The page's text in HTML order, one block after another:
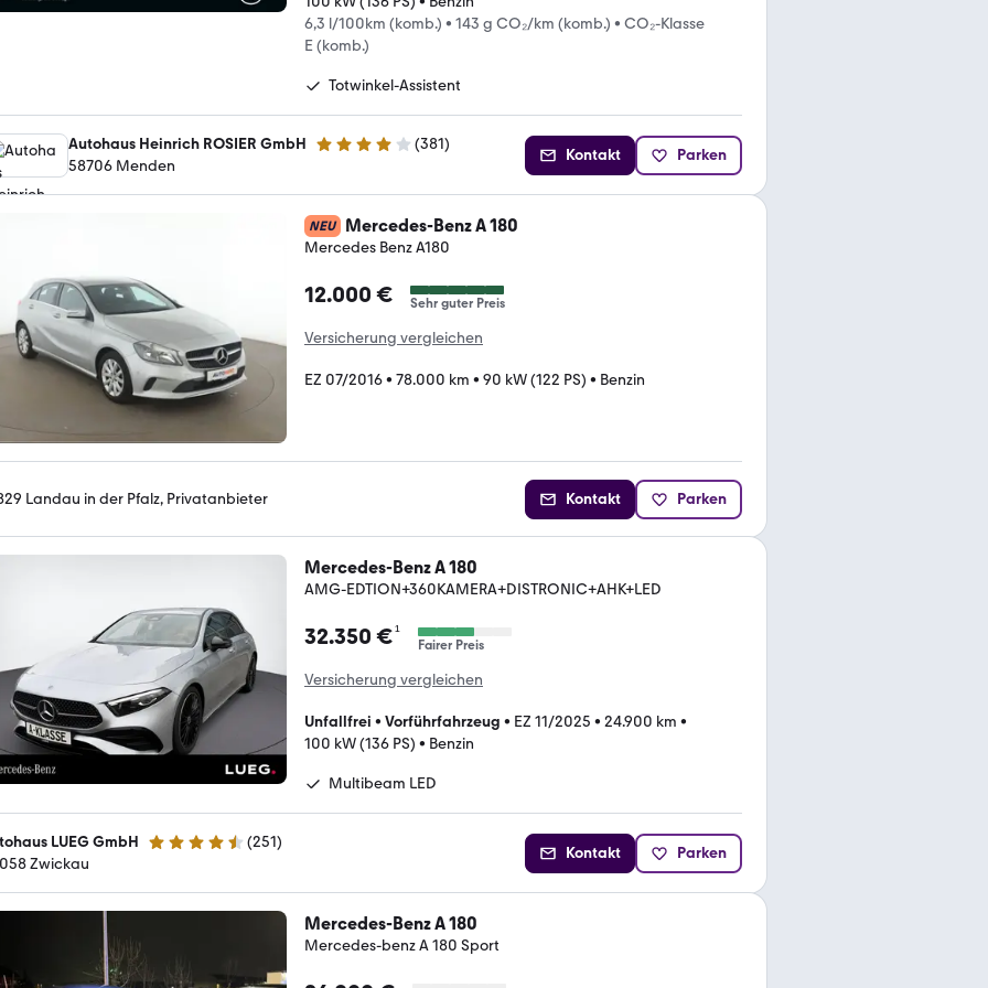
6,3 l/100km (komb.) • 143 g CO₂/km (komb.) • CO₂-Klasse
E (komb.)
Totwinkel-Assistent
Autohaus Heinrich ROSIER GmbH 4.2 Sterne (381)
58706 Menden
Kontakt Parken
NEU Mercedes-Benz A 180
Mercedes Benz A180
12.000 € Sehr guter Preis
Versicherung vergleichen
EZ 07/2016• 78.000 km • 90 kW (122 PS) • Benzin
Landau in der Pfalz, Privatanbieter Kontakt Parken
Mercedes-Benz A 180
AMG-EDTION+360KAMERA+DISTRONIC+AHK+LED
32.350 €¹
Fairer Preis
Versicherung vergleichen
Unfallfrei • Vorführfahrzeug • EZ 11/2025 • 24.900 km •
100 kW (136 PS) • Benzin
Multibeam LED
LUEG GmbH 4.3 Sterne (251)
Zwickau
Kontakt Parken
Mercedes-Benz A 180
Mercedes-benz A 180 Sport